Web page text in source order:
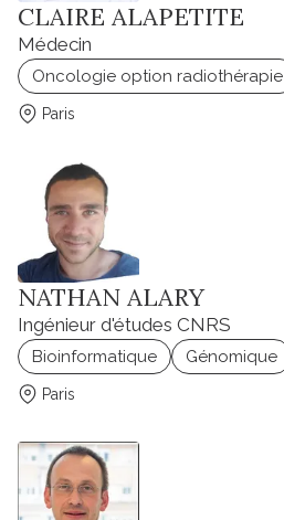
CLAIRE ALAPETITE
Médecin
Oncologie option radiothérapie
Paris
NATHAN ALARY
Ingénieur d'études CNRS
Bioinformatique Génomique
Paris